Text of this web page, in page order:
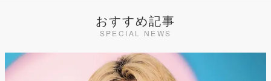
おすすめ記事
SPECIAL NEWS